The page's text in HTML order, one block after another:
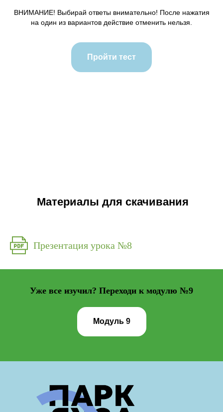
ВНИМАНИЕ! Выбирай ответы внимательно! После нажатия
на один из вариантов действие отменить нельзя.
Пройти тест
Материалы для скачивания
Презентация урока №8
Уже все изучил? Переходи к модулю №9
Модуль 9